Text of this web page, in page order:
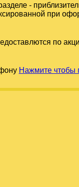
-
при
по
Нажмите чтобы